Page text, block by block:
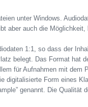
unter Windows.
aber auch die
1:1, so dass der
belegt. Das Format hat
für Aufnahmen mit dem
digitalisierte Form eines
genannt. Die Qualität